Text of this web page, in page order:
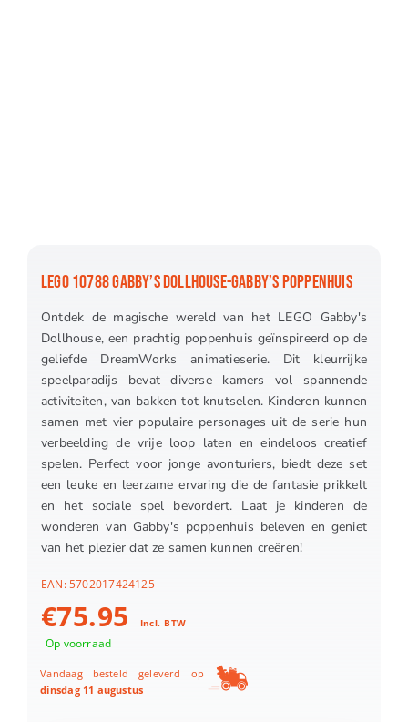
LEGO 10788 GABBY’S DOLLHOUSE-GABBY’S POPPENHUIS
Ontdek de magische wereld van het LEGO Gabby's
Dollhouse, een prachtig poppenhuis geïnspireerd op de
geliefde DreamWorks animatieserie. Dit kleurrijke
speelparadijs bevat diverse kamers vol spannende
activiteiten, van bakken tot knutselen. Kinderen kunnen
samen met vier populaire personages uit de serie hun
verbeelding de vrije loop laten en eindeloos creatief
spelen. Perfect voor jonge avonturiers, biedt deze set
een leuke en leerzame ervaring die de fantasie prikkelt
en het sociale spel bevordert. Laat je kinderen de
wonderen van Gabby's poppenhuis beleven en geniet
van het plezier dat ze samen kunnen creëren!
EAN:5702017424125
€75.95 Incl. BTW
Op voorraad
Vandaag besteld geleverd op
dinsdag 11 augustus